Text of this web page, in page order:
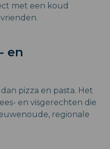
met een koud
en
pizza en pasta. Het
en visgerechten die
regionale